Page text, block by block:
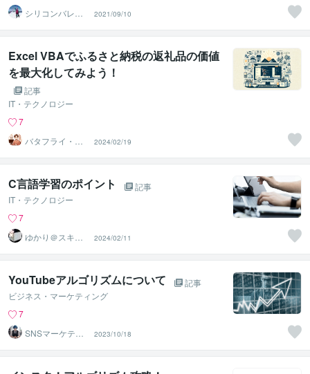
シリコンバレー
スーパーウエア
2021/09/10
Excel VBAでふるさと納税の返礼品の価値
を最大化してみよう！
記事
IT・テクノロジー
7
バタフライ・栗
2024/02/19
C言語学習のポイント
記事
IT・テクノロジー
7
ゆかり＠スキル
アップアドバイ
ザー
2024/02/11
YouTubeアルゴリズムについて
記事
ビジネス・マーケティング
7
SNSマーケティ
ング SUIKEN01
7
2023/10/18